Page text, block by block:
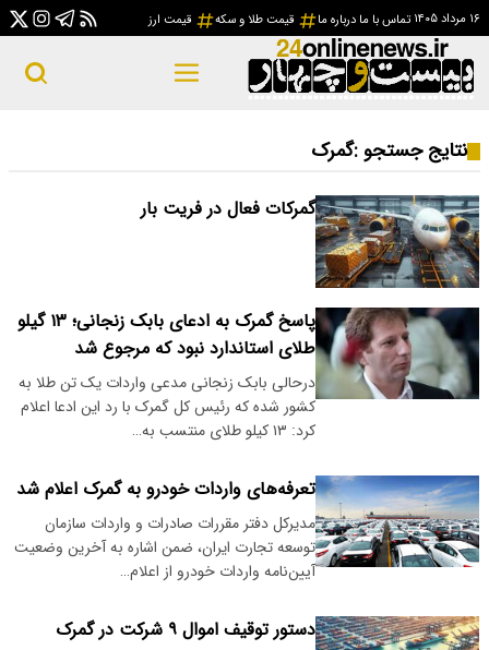
۱۶ مرداد ۱۴۰۵ تماس با ما درباره ما قیمت طلا و سکه قیمت ارز
نتایج جستجو :گمرک
گمرکات فعال در فریت بار
پاسخ گمرک به ادعای بابک زنجانی؛ ۱۳ گیلو
طلای استاندارد نبود که مرجوع شد
درحالی بابک زنجانی مدعی واردات یک تن طلا به
کشور شده که رئیس کل گمرک با رد این ادعا اعلام
کرد: ۱۳ کیلو طلای منتسب به…
تعرفه‌های واردات خودرو به گمرک اعلام شد
مدیرکل دفتر مقررات صادرات و واردات سازمان
توسعه تجارت ایران، ضمن اشاره به آخرین وضعیت
آیین‌نامه واردات خودرو از اعلام…
دستور توقیف اموال ۹ شرکت در گمرک